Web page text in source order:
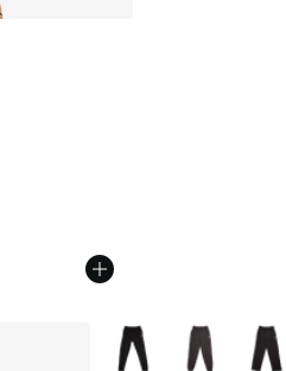
Plus de couleurs